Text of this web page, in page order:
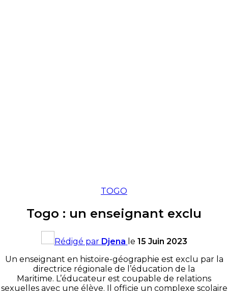
TOGO
Togo : un enseignant exclu
Rédigé par Djena le 15 Juin 2023
Un enseignant en histoire-géographie est exclu par la
directrice régionale de l’éducation de la
Maritime. L’éducateur est coupable de relations
sexuelles avec une élève. Il officie un complexe scolaire